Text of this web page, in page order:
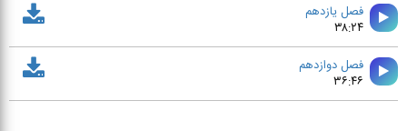
فصل يازدهم
۳۸:۲۴
فصل دوازدهم
۳۶:۴۶